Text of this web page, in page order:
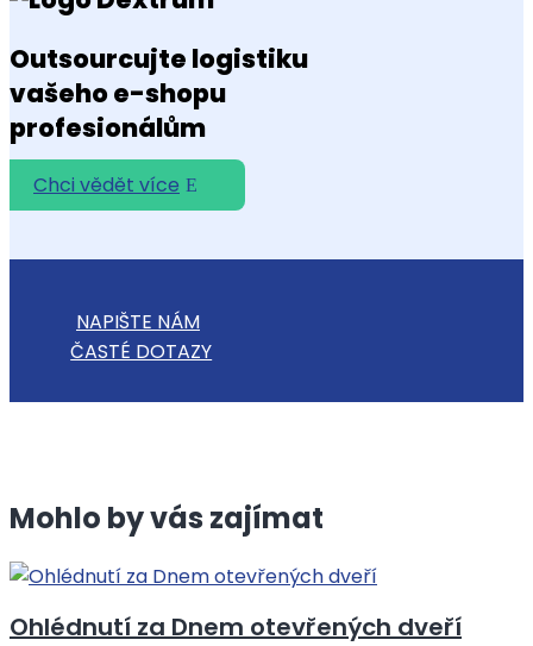
Outsourcujte logistiku
vašeho e-shopu
profesionálům
Chci vědět více
NAPIŠTE NÁM
ČASTÉ DOTAZY
Mohlo by vás zajímat
Ohlédnutí za Dnem otevřených dveří